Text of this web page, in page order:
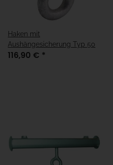
Haken mit
Aushängesicherung Typ 50
116,90 € *